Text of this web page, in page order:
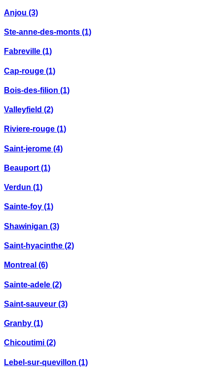
Anjou (3)
Ste-anne-des-monts (1)
Fabreville (1)
Cap-rouge (1)
Bois-des-filion (1)
Valleyfield (2)
Riviere-rouge (1)
Saint-jerome (4)
Beauport (1)
Verdun (1)
Sainte-foy (1)
Shawinigan (3)
Saint-hyacinthe (2)
Montreal (6)
Sainte-adele (2)
Saint-sauveur (3)
Granby (1)
Chicoutimi (2)
Lebel-sur-quevillon (1)